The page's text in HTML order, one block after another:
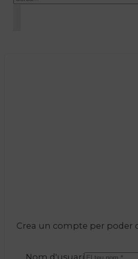
Crea un compte per poder
Nom d'usuari